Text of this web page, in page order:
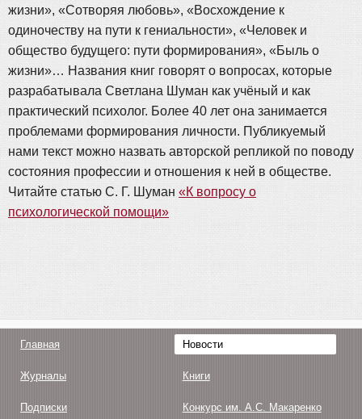
жизни», «Сотворяя любовь», «Восхождение к
одиночеству на пути к гениальности», «Человек и
общество будущего: пути формирования», «Быль о
жизни»… Названия книг говорят о вопросах, которые
разрабатывала Светлана Шуман как учёный и как
практический психолог. Более 40 лет она занимается
проблемами формирования личности. Публикуемый
нами текст можно назвать авторской репликой по поводу
состояния профессии и отношения к ней в обществе.
Читайте статью С. Г. Шуман «К вопросу о
психологической помощи»
Главная Новости
Журналы Книги
Подписки Конкурс им. А.С. Макаренко